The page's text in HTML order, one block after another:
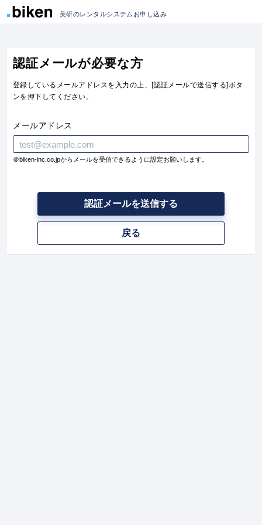
美研のレンタルシステムお申し込み
認証メールが必要な方
登録しているメールアドレスを入力の上、[認証メールで送信する]ボタ
ンを押下してください。
メールアドレス
＠biken-inc.co.jpからメールを受信できるように設定お願いします。
戻る
認証メールを送信する